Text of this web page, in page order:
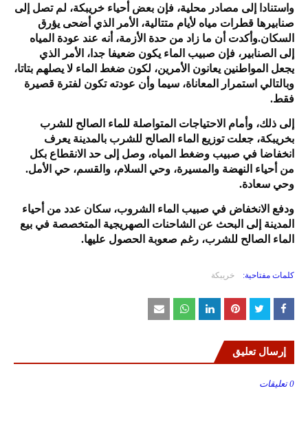
واستنادا إلى مصادر محلية، فإن بعض أحياء خريبكة، لم تصل إلى
صنابيرها قطرات مياه لأيام متتالية، الأمر الذي أضحى يؤرق
السكان.وأكدت أن ما زاد من حدة الأزمة، أنه عند عودة المياه
إلى الصنابير، فإن صبيب الماء يكون ضعيفا جدا، الأمر الذي
يجعل المواطنين يعانون الأمرين، لكون ضغط الماء لا يصلهم بتاتا،
وبالتالي استمرار المعاناة، سيما وأن عودته تكون لفترة قصيرة
فقط.
إلى ذلك، وأمام الاحتياجات المتواصلة للماء الصالح للشرب
بخريبكة، جعلت توزيع الماء الصالح للشرب بالمدينة يعرف
انخفاضا في صبيب وضغط المياه، وصل إلى حد الانقطاع بكل
من أحياء النهضة والمسيرة، وحي السلام، والقسم، حي الأمل.
وحي سعادة.
ودفع الانخفاض في صبيب الماء الشروب، سكان عدد من أحياء
المدينة إلى البحث عن الشاحنات الصهريجية المتخصصة في بيع
الماء الصالح للشرب، رغم صعوبة الحصول عليها.
كلمات مفتاحية: خريبكة
إرسال تعليق
0 تعليقات